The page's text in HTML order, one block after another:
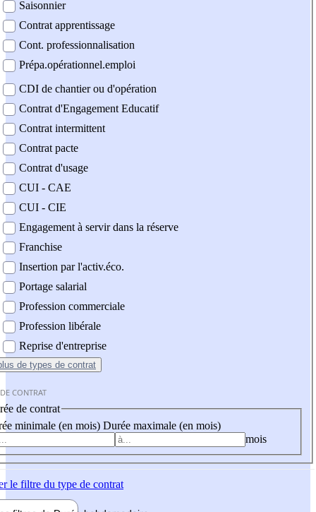
Saisonnier
Contrat apprentissage
Cont. professionnalisation
Prépa.opérationnel.emploi
CDI de chantier ou d'opération
Contrat d'Engagement Educatif
Contrat intermittent
Contrat pacte
Contrat d'usage
CUI - CAE
CUI - CIE
Engagement à servir dans la réserve
Franchise
Insertion par l'activ.éco.
Portage salarial
Profession commerciale
Profession libérale
Reprise d'entreprise
de types de contrat
CONTRAT
de contrat
minimale (en mois) Durée maximale (en mois)
mois
le filtre du type de contrat